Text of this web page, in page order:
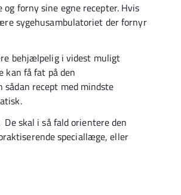
forny sine egne recepter. Hvis
sygehusambulatoriet der fornyr
behjælpelig i videst muligt
kan få fat på den
recept med mindste
skal i så fald orientere den
speciallæge, eller